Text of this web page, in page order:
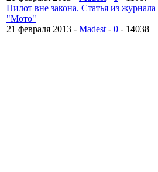
Пилот вне закона. Статья из журнала
"Мото"
21 февраля 2013 - Madest - 0 - 14038